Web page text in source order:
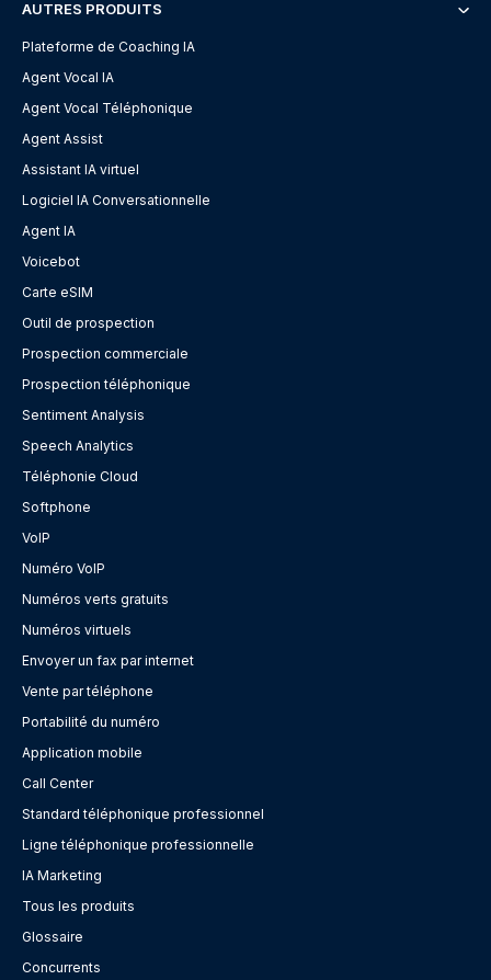
AUTRES PRODUITS
Plateforme de Coaching IA
Agent Vocal IA
Agent Vocal Téléphonique
Agent Assist
Assistant IA virtuel
Logiciel IA Conversationnelle
Agent IA
Voicebot
Carte eSIM
Outil de prospection
Prospection commerciale
Prospection téléphonique
Sentiment Analysis
Speech Analytics
Téléphonie Cloud
Softphone
VoIP
Numéro VoIP
Numéros verts gratuits
Numéros virtuels
Envoyer un fax par internet
Vente par téléphone
Portabilité du numéro
Application mobile
Call Center
Standard téléphonique professionnel
Ligne téléphonique professionnelle
IA Marketing
Tous les produits
Glossaire
Concurrents